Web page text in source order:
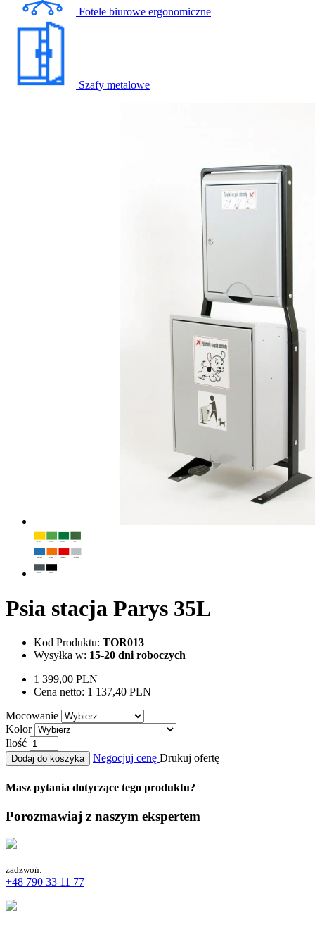
Fotele biurowe ergonomiczne
Szafy metalowe
Psia stacja Parys 35L
Kod Produktu: TOR013
Wysyłka w: 15-20 dni roboczych
1 399,00 PLN
Cena netto: 1 137,40 PLN
Mocowanie
Kolor
Ilość
Dodaj do koszyka Negocjuj cenę Drukuj ofertę
Masz pytania dotyczące tego produktu?
Porozmawiaj z naszym ekspertem
zadzwoń:
+48 790 33 11 77